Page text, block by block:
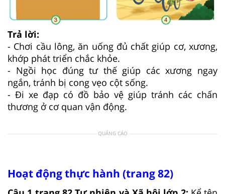
Trả lời:
- Chơi cầu lông, ăn uống đủ chất giúp cơ, xương,
khớp phát triển chắc khỏe.
- Ngồi học đúng tư thế giúp các xương ngay
ngắn, tránh bị cong vẹo cột sống.
- Đi xe đạp có đồ bảo vệ giúp tránh các chấn
thương ở cơ quan vận động.
QUẢNG CÁO
Hoạt động thực hành (trang 82)